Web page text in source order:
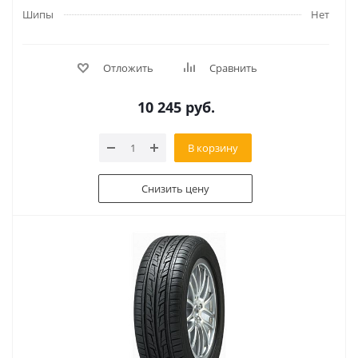
Шипы
Нет
Отложить Сравнить
10 245 руб.
В корзину
Снизить цену